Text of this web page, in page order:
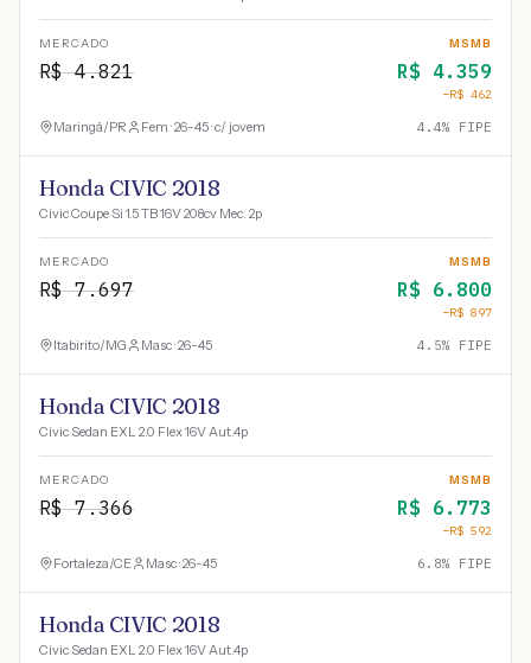
MERCADO
R$4.821
MSMB
R$ 4.359
−R$ 462
Maringá/PR Fem · 26-45 · c/ jovem 4.4% FIPE
Honda CIVIC 2018
Civic Coupe Si 1.5 TB 16V 208cv Mec. 2p
MERCADO
R$7.697
MSMB
R$ 6.800
−R$ 897
Itabirito/MG Masc · 26-45 4.5% FIPE
Honda CIVIC 2018
Civic Sedan EXL 2.0 Flex 16V Aut.4p
MERCADO
R$7.366
MSMB
R$ 6.773
−R$ 592
Fortaleza/CE Masc · 26-45 6.8% FIPE
Honda CIVIC 2018
Civic Sedan EXL 2.0 Flex 16V Aut.4p